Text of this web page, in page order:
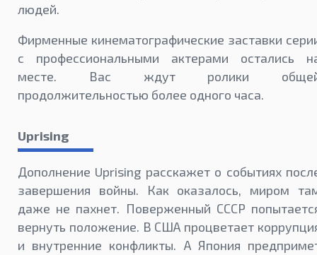
людей.
Фирменные кинематографические заставки
с профессиональными актерами остались
месте. Вас ждут ролики
продолжительностью более одного часа.
Uprising
Дополнение Uprising расскажет о событиях
завершения войны. Как оказалось, миром
даже не пахнет. Поверженный СССР
вернуть положение. В США процветает
и внутренние конфликты. А Япония